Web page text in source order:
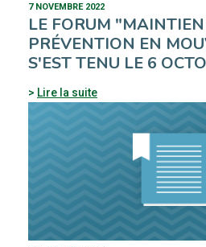
7 NOVEMBRE 2022
LE FORUM
PRÉVENTION EN
S'EST TENU LE 6
Lire la suite